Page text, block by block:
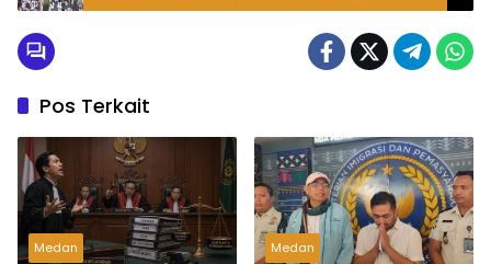
Pos Terkait
Medan Medan